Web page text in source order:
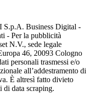
S.p.A. Business Digital -
- Per la pubblicità
N.V., sede legale
46, 20093 Cologno
personali trasmessi e/o
all’addestramento di
È altresì fatto divieto
di data scraping.